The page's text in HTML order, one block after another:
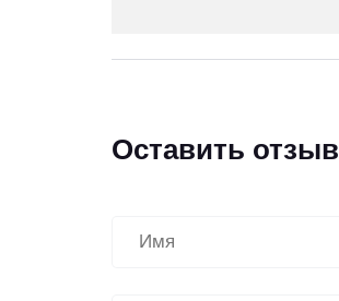
Оставить отзыв